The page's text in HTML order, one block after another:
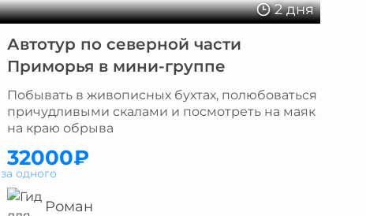
2 дня
Автотур по северной части
Приморья в мини-группе
Побывать в живописных бухтах, полюбоваться
причудливыми скалами и посмотреть на маяк
на краю обрыва
32000₽
за одного
Роман